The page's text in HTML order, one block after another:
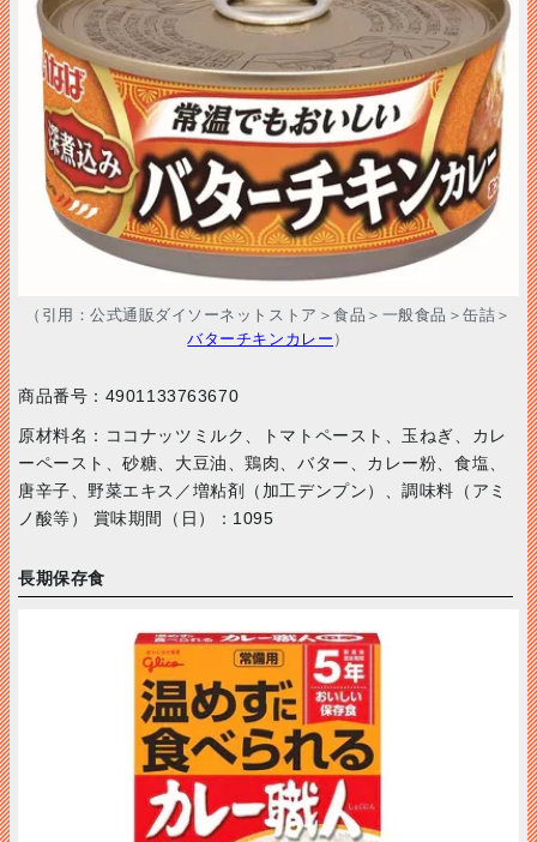
（引用：公式通販ダイソーネットストア＞食品＞一般食品＞缶詰＞
バターチキンカレー ）
商品番号：4901133763670
原材料名：ココナッツミルク、トマトペースト、玉ねぎ、カレ
ーペースト、砂糖、大豆油、鶏肉、バター、カレー粉、食塩、
唐辛子、野菜エキス／増粘剤（加工デンプン）、調味料（アミ
ノ酸等） 賞味期間（日）：1095
長期保存食